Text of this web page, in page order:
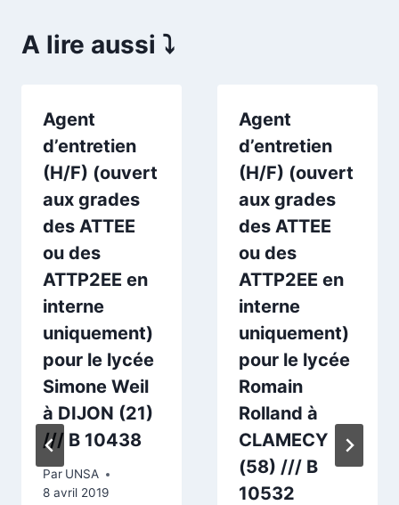
A lire aussi ⤵️
Agent
d’entretien
(H/F) (ouvert
aux grades
des ATTEE
ou des
ATTP2EE en
interne
uniquement)
pour le lycée
Simone Weil
à DIJON (21)
/// B 10438
Par UNSA
8 avril 2019
Agent
d’entretien
(H/F) (ouvert
aux grades
des ATTEE
ou des
ATTP2EE en
interne
uniquement)
pour le lycée
Romain
Rolland à
CLAMECY
(58) /// B
10532